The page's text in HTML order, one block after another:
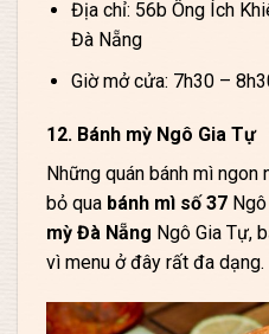
Địa chỉ: 56b Ông Ích
Đà Nẵng
Giờ mở cửa: 7h30 –
12. Bánh mỳ Ngô Gia Tự
Những quán bánh mì
bỏ qua bánh mì số 37
mỳ Đà Nẵng Ngô Gia Tự,
vì menu ở đây rất đa dạng.